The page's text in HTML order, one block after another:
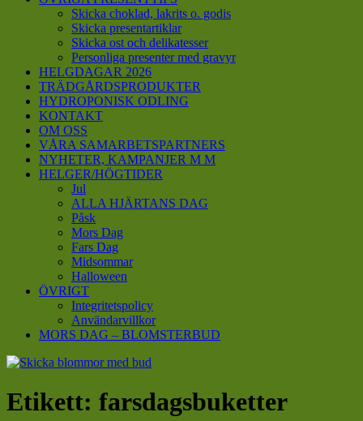
Skicka choklad, lakrits o. godis
Skicka presentartiklar
Skicka ost och delikatesser
Personliga presenter med gravyr
HELGDAGAR 2026
TRÄDGÅRDSPRODUKTER
HYDROPONISK ODLING
KONTAKT
OM OSS
VÅRA SAMARBETSPARTNERS
NYHETER, KAMPANJER M M
HELGER/HÖGTIDER
Jul
ALLA HJÄRTANS DAG
Påsk
Mors Dag
Fars Dag
Midsommar
Halloween
ÖVRIGT
Integritetspolicy
Användarvillkor
MORS DAG – BLOMSTERBUD
Etikett: farsdagsbuketter